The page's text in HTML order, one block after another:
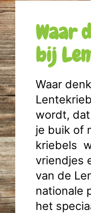
Waar
bij
Waar
wordt,
je buik of
kriebels
vriendjes
van de
nationale
het